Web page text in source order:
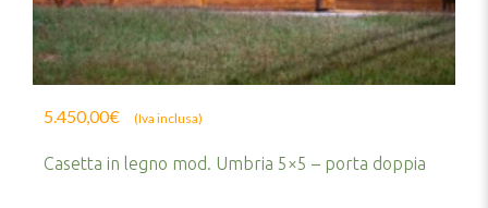
5.450,00€ (Iva inclusa)
Casetta in legno mod. Umbria 5×5 – porta doppia